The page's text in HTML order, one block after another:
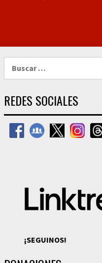
REDES SOCIALES
¡SEGUINOS!